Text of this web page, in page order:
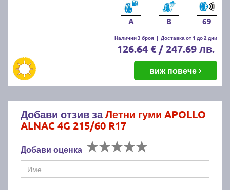
A B 69
Налични 3 броя | Доставка от 1 до 2 дни
126.64 € / 247.69 лв.
виж повече
Добави отзив заЛетни гуми APOLLO
ALNAC 4G 215/60 R17
Добави оценка